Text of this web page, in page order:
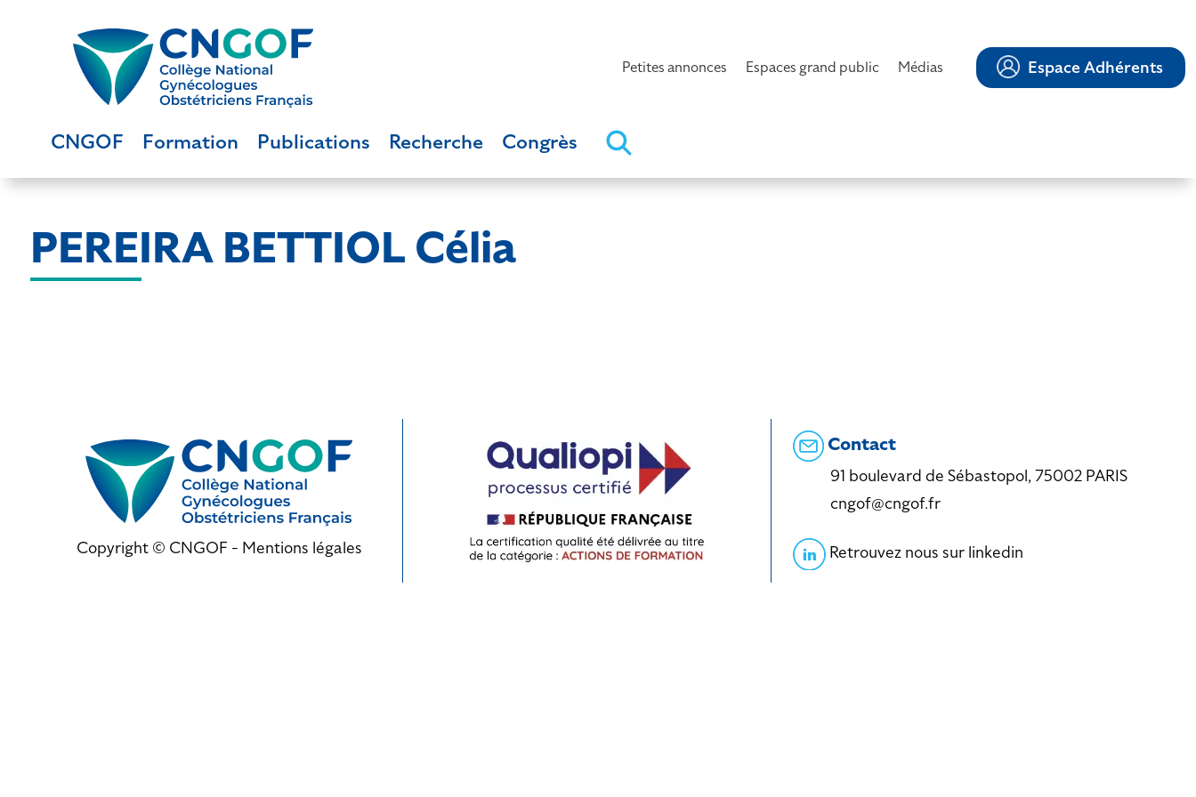
Petites annonces Espaces grand public Médias Espace Adhérents
CNGOF Formation Publications Recherche Congrès
PEREIRA BETTIOL Célia
Copyright © CNGOF - Mentions légales
Contact
91 boulevard de Sébastopol, 75002 PARIS
cngof@cngof.fr
Retrouvez nous sur linkedin